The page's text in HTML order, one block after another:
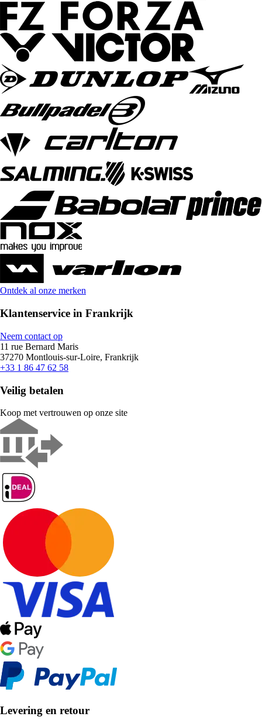
Ontdek al onze merken
Klantenservice in Frankrijk
Neem contact op
11 rue Bernard Maris
37270 Montlouis-sur-Loire, Frankrijk
+33 1 86 47 62 58
Veilig betalen
Koop met vertrouwen op onze site
Levering en retour